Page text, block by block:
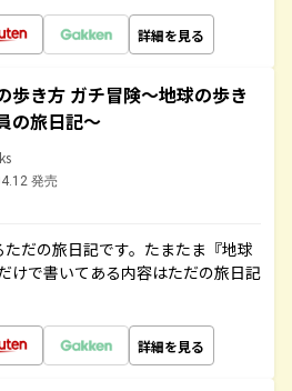
詳細を見る
歩き方 ガチ冒険～地球の歩き
の旅日記～
発売
だの旅日記です。たまたま『地球
けで書いてある内容はただの旅日記
詳細を見る